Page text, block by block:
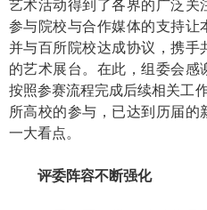
艺术活动得到了各界的广泛关
参与院校与合作媒体的支持让
并与百所院校达成协议，携手
的艺术展台。在此，组委会感
按照参赛流程完成后续相关工
所高校的参与，已达到历届
一大看点。
评委阵容不断强化